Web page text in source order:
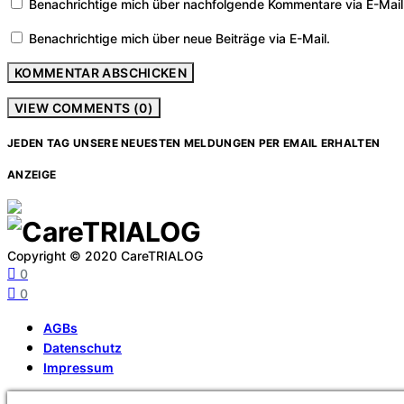
Benachrichtige mich über nachfolgende Kommentare via E-
Benachrichtige mich über neue Beiträge via E-Mail.
VIEW COMMENTS (0)
JEDEN TAG UNSERE NEUESTEN MELDUNGEN PER EMAIL ERHALTEN
ANZEIGE
Copyright © 2020 CareTRIALOG
0
0
AGBs
Datenschutz
Impressum